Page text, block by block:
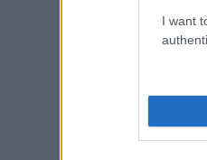
I want